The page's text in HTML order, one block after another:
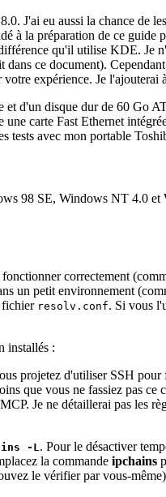
J'ai eu aussi la chance de
à la préparation de ce
qu'il utilise KDE. Je
ce document).
expérience. Je l'ajouterai
disque dur de 60 Go
carte Fast Ethernet
avec mon portable
98 SE, Windows NT 4.0
correctement
un petit environnement
fichier resolv.conf. Si vous
installés :
projetez d'utiliser SSH
que vous ne fassiez pas
Je ne détaillerai pas les
-L . Pour le désactiver
la commande ipchains
le vérifier par vous-